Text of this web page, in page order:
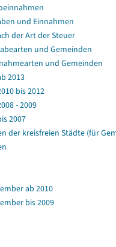
und Einnahmen
der Art der Steuer
und Gemeinden
und Gemeinden
2013
bis 2012
- 2009
2007
der kreisfreien Städte (für
ab 2010
bis 2009